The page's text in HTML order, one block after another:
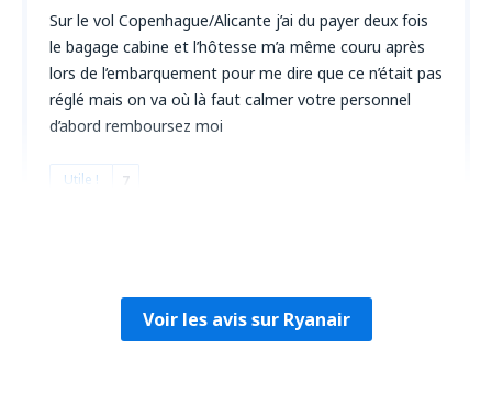
Sur le vol Copenhague/Alicante j’ai du payer deux fois
le bagage cabine et l’hôtesse m’a même couru après
lors de l’embarquement pour me dire que ce n’était pas
réglé mais on va où là faut calmer votre personnel
d’abord remboursez moi
Utile ! 7
Voir les avis sur Ryanair